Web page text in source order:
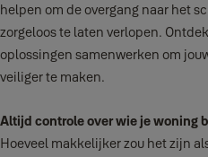
helpen om de overgang naar het
zorgeloos te laten verlopen.
oplossingen samenwerken om
veiliger te maken.
Altijd controle over wie je woning
Hoeveel makkelijker zou het zijn